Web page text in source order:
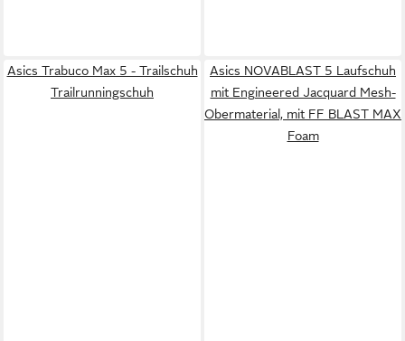
Asics Trabuco Max 5 - Trailschuh
Trailrunningschuh
Asics NOVABLAST 5 Laufschuh
mit Engineered Jacquard Mesh-
Obermaterial, mit FF BLAST MAX
Foam